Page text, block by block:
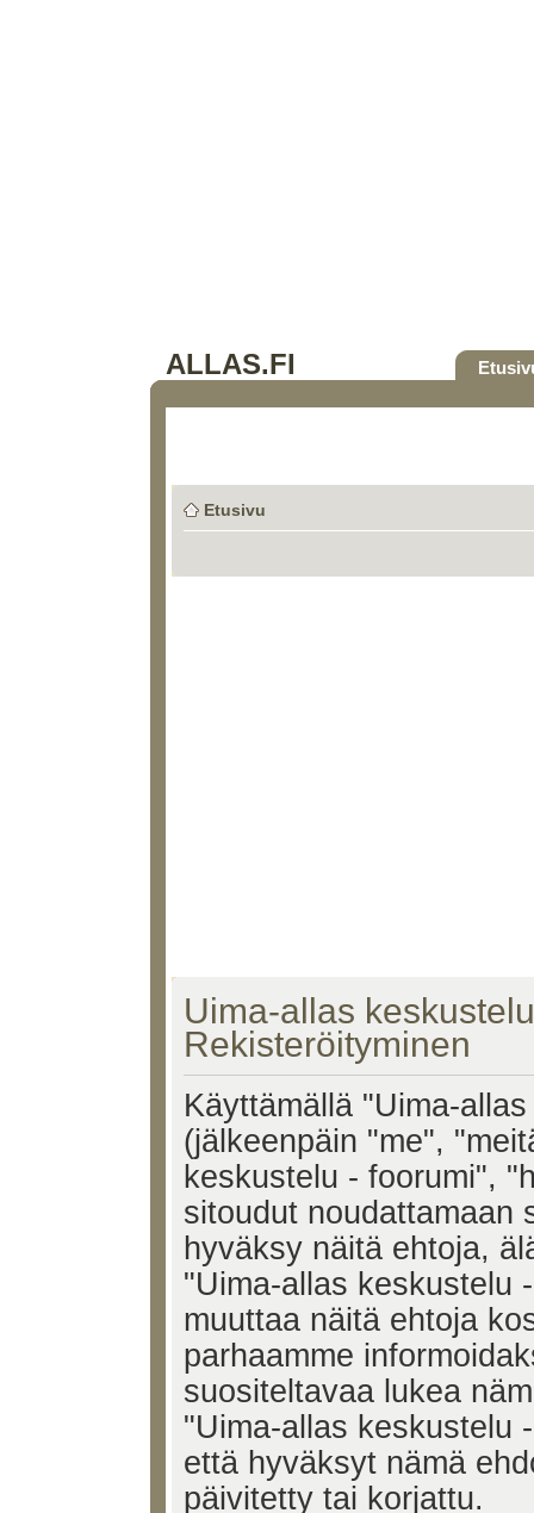
ALLAS.FI
Etusivu
Uima-allas
Rekisteröityminen
Käyttämällä "Uima-
(jälkeenpäin "me",
keskustelu - foorumi",
sitoudut noudattamaan
hyväksy näitä ehtoja,
"Uima-allas keskustelu
muuttaa näitä ehtoja
parhaamme
suositeltavaa lukea
"Uima-allas keskustelu
että hyväksyt nämä
päivitetty tai korjattu.